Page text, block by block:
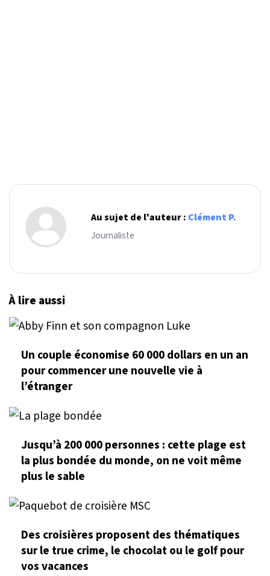
Au sujet de l'auteur : Clément P.
Journaliste
À lire aussi
Un couple économise 60 000 dollars en un an
pour commencer une nouvelle vie à
l’étranger
Jusqu’à 200 000 personnes : cette plage est
la plus bondée du monde, on ne voit même
plus le sable
Des croisières proposent des thématiques
sur le true crime, le chocolat ou le golf pour
vos vacances